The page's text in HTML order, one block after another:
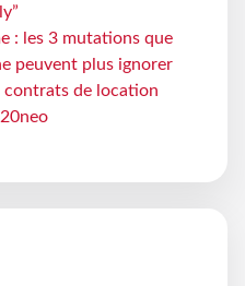
: les 3 mutations que
peuvent plus ignorer
contrats de location